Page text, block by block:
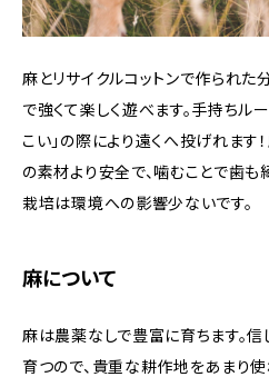
麻とリサイクルコットンで作られ
で強くて楽しく遊べます。手持ちル
こい」の際により遠くへ投げれま
の素材より安全で、噛むことで歯も
栽培は環境への影響少ないです。
麻について
麻は農薬なしで豊富に育ちます。信
育つので、貴重な耕作地をあまり